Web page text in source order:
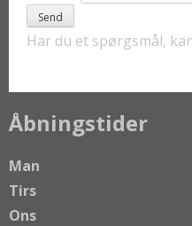
Send
Har du et spørgsmål,
Åbningstider
Man
Tirs
Ons